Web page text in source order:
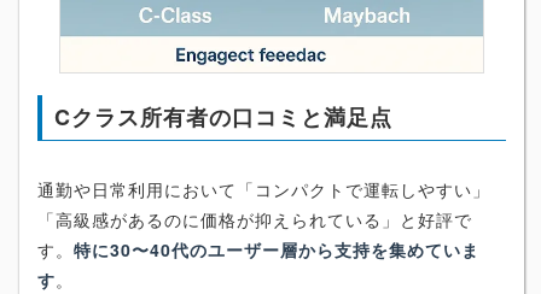
Cクラス所有者の口コミと満足点
通勤や日常利用において「コンパクトで運転しやすい」
「高級感があるのに価格が抑えられている」と好評で
す。 特に30〜40代のユーザー層から支持を集めていま
す。